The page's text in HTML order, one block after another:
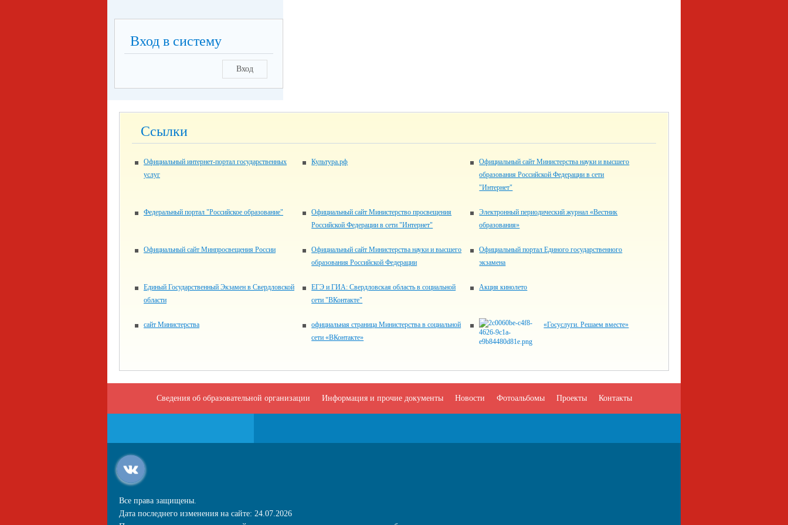
Вход в систему
Вход
Ссылки
Официальный интернет-портал государственных
услуг
Культура.рф
Официальный сайт Министерства науки и высшего
образования Российской Федерации в сети
"Интернет"
Федеральный портал "Российское образование"
Официальный сайт Министерство просвещения
Российской Федерации в сети "Интернет"
Электронный периодический журнал «Вестник
образования»
Официальный сайт Минпросвещения России
Официальный сайт Министерства науки и высшего
образования Российской Федерации
Официальный портал Единого государственного
экзамена
Единый Государственный Экзамен в Свердловской
области
ЕГЭ и ГИА: Свердловская область в социальной
сети "ВКонтакте"
Акция кинолето
сайт Министерства
официальная страница Министерства в социальной
сети «ВКонтакте»
«Госуслуги. Решаем вместе»
Сведения об образовательной организации Информация и прочие документы Новости Фотоальбомы Проекты Контакты
Все права защищены.
Дата последнего изменения на сайте: 24.07.2026